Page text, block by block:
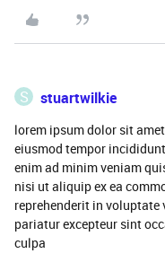
S stuartwilkie
lorem ipsum dolor sit
eiusmod tempor
enim ad minim veniam
nisi ut aliquip ex ea
reprehenderit in
pariatur excepteur sint
culpa